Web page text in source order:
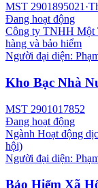
MST 2901895021 ·
Đang hoạt động
Công ty TNHH Một
hàng và bảo hiểm
Người đại diện:
Kho Bạc Nhà
MST 2901017852
Đang hoạt động
Ngành Hoạt động
hội)
Người đại diện:
Bảo Hiểm Xã